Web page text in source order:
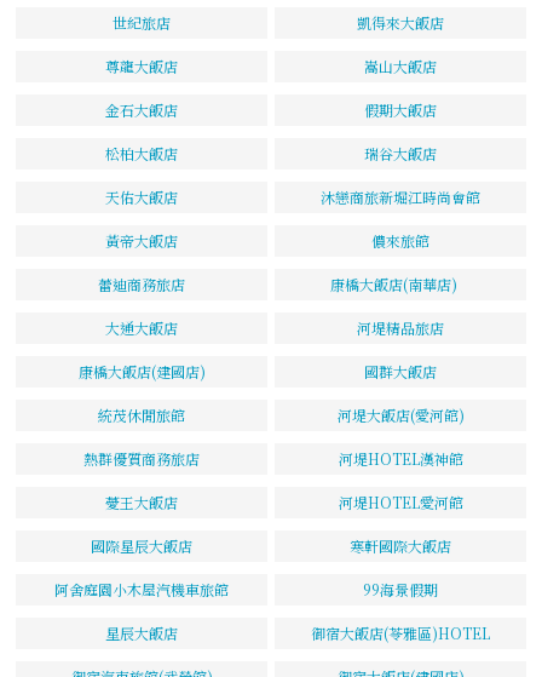
世紀旅店 凱得來大飯店
尊龍大飯店 嵩山大飯店
金石大飯店 假期大飯店
松柏大飯店 瑞谷大飯店
天佑大飯店 沐戀商旅新堀江時尚會館
黃帝大飯店 儂來旅館
蕾迪商務旅店 康橋大飯店(南華店)
大通大飯店 河堤精品旅店
康橋大飯店(建國店) 國群大飯店
統茂休閒旅館 河堤大飯店(愛河館)
熱群優質商務旅店 河堤HOTEL漢神館
薆王大飯店 河堤HOTEL愛河館
國際星辰大飯店 寒軒國際大飯店
阿舍庭園小木屋汽機車旅館 99海景假期
星辰大飯店 御宿大飯店(苓雅區)HOTEL